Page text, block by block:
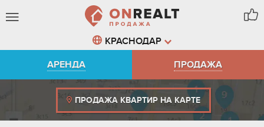
КРАСНОДАР
АРЕНДА
ПРОДАЖА
ПРОДАЖА КВАРТИР НА КАРТЕ